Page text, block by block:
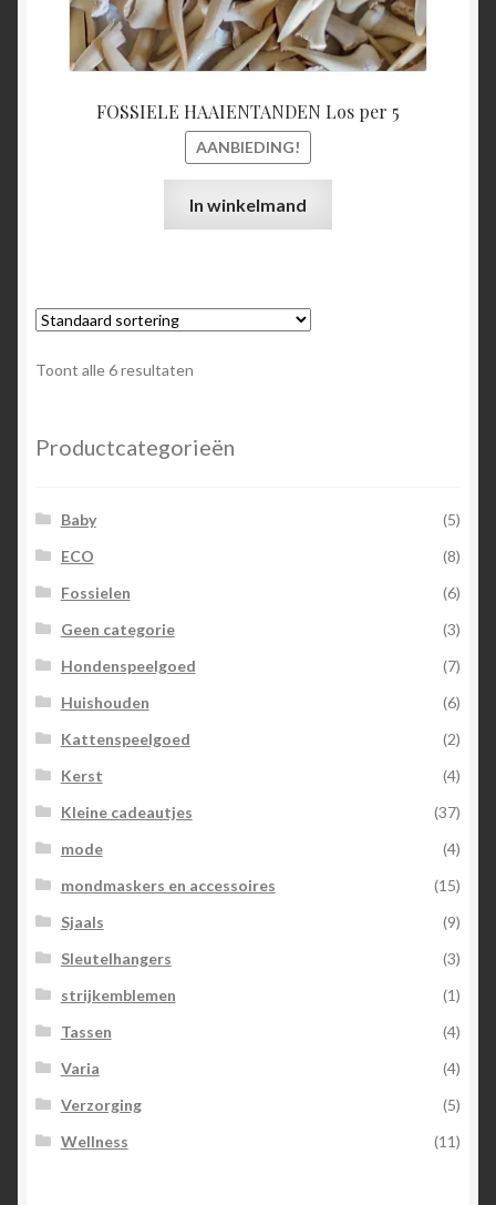
FOSSIELE HAAIENTANDEN Los per 5
AANBIEDING!
In winkelmand
Toont alle 6 resultaten
Productcategorieën
Baby
(5)
ECO
(8)
Fossielen
(6)
Geen categorie
(3)
Hondenspeelgoed
(7)
Huishouden
(6)
Kattenspeelgoed
(2)
Kerst
(4)
Kleine cadeautjes
(37)
mode
(4)
mondmaskers en accessoires
(15)
Sjaals
(9)
Sleutelhangers
(3)
strijkemblemen
(1)
Tassen
(4)
Varia
(4)
Verzorging
(5)
Wellness
(11)